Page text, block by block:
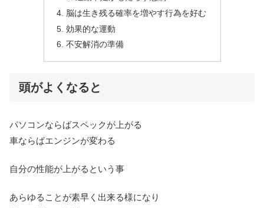
脳は生き残る確率を増やす行為を好む
効果的な運動
不安解消の準備
頭がよくなると
パソコンならばスペックが上がる
車ならばエンジンが変わる
自分の性能が上がるという事
あらゆることが素早く出来る様になり